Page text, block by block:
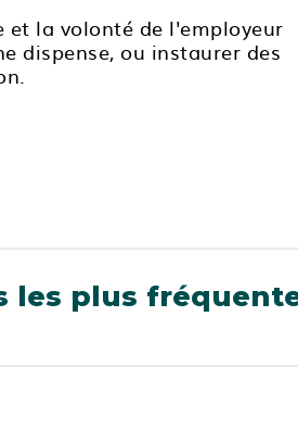
la volonté de l'employeur
dispense, ou instaurer des
les plus